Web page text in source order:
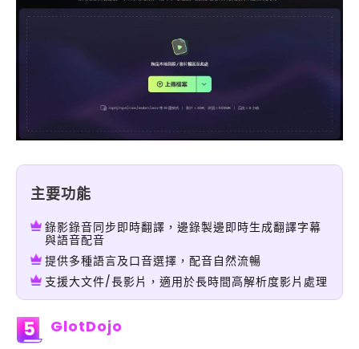
主要功能
錄影錄音同步即時翻譯，邊錄製邊即時生成翻譯字幕
與語音配音
提供多種語言及口音選擇，配音自然流暢
支援大文件/長影片，適用於長時間高解析度影片處理
5 GlotDojo